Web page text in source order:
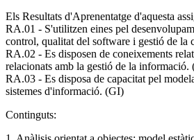
Els Resultats d'Aprenentatge d'aquesta
RA.01 - S'utilitzen eines pel
control, qualitat del software i gestió de la
RA.02 - Es disposen de coneixements
relacionats amb la gestió de la informació.
RA.03 - Es disposa de capacitat pel
sistemes d'informació. (GI)
Continguts: